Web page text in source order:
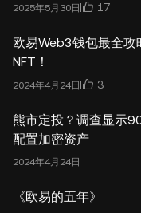
2025年5月30日 17
欧易Web3钱包最全攻
NFT！
2024年4月24日 3
熊市定投？调查显示
配置加密资产
2024年4月24日
《欧易的五年》